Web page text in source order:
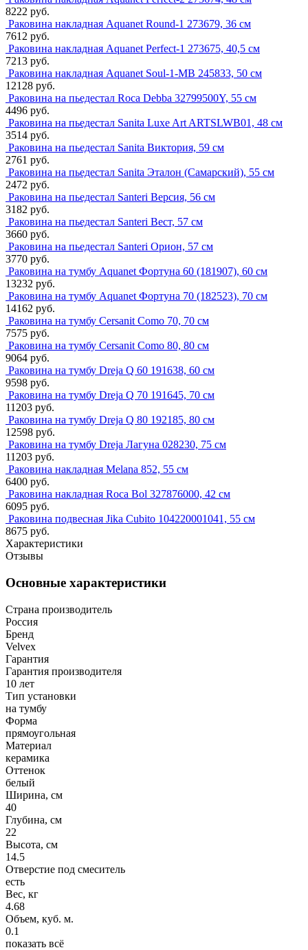
8222 руб.
Раковина накладная Aquanet Round-1 273679, 36 см
7612 руб.
Раковина накладная Aquanet Perfect-1 273675, 40,5 см
7213 руб.
Раковина накладная Aquanet Soul-1-MB 245833, 50 см
12128 руб.
Раковина на пьедестал Roca Debba 32799500Y, 55 см
4496 руб.
Раковина на пьедестал Sanita Luxe Art ARTSLWB01, 48 см
3514 руб.
Раковина на пьедестал Sanita Виктория, 59 см
2761 руб.
Раковина на пьедестал Sanita Эталон (Самарский), 55 см
2472 руб.
Раковина на пьедестал Santeri Версия, 56 см
3182 руб.
Раковина на пьедестал Santeri Вест, 57 см
3660 руб.
Раковина на пьедестал Santeri Орион, 57 см
3770 руб.
Раковина на тумбу Aquanet Фортуна 60 (181907), 60 см
13232 руб.
Раковина на тумбу Aquanet Фортуна 70 (182523), 70 см
14162 руб.
Раковина на тумбу Cersanit Como 70, 70 см
7575 руб.
Раковина на тумбу Cersanit Como 80, 80 см
9064 руб.
Раковина на тумбу Dreja Q 60 191638, 60 см
9598 руб.
Раковина на тумбу Dreja Q 70 191645, 70 см
11203 руб.
Раковина на тумбу Dreja Q 80 192185, 80 см
12598 руб.
Раковина на тумбу Dreja Лагуна 028230, 75 см
11203 руб.
Раковина накладная Melana 852, 55 см
6400 руб.
Раковина накладная Roca Bol 327876000, 42 см
6095 руб.
Раковина подвесная Jika Cubito 104220001041, 55 см
8675 руб.
Характеристики
Отзывы
Основные характеристики
Страна производитель
Россия
Бренд
Velvex
Гарантия
Гарантия производителя
10 лет
Тип установки
на тумбу
Форма
прямоугольная
Материал
керамика
Оттенок
белый
Ширина, см
40
Глубина, см
22
Высота, см
14.5
Отверстие под смеситель
есть
Вес, кг
4.68
Объем, куб. м.
0.1
показать всё